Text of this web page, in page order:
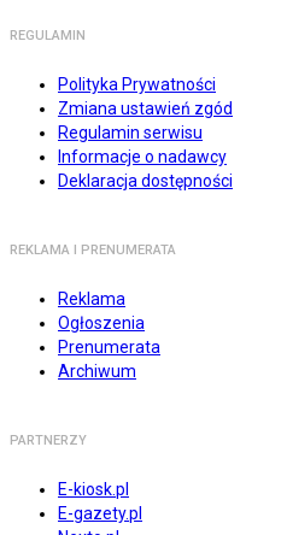
REGULAMIN
Polityka Prywatności
Zmiana ustawień zgód
Regulamin serwisu
Informacje o nadawcy
Deklaracja dostępności
REKLAMA I PRENUMERATA
Reklama
Ogłoszenia
Prenumerata
Archiwum
PARTNERZY
E-kiosk.pl
E-gazety.pl